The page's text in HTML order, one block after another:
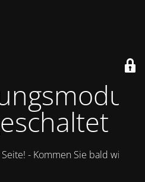
- Kommen Sie bald wieder.